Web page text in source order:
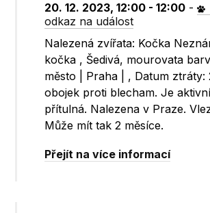
20. 12. 2023, 12:00 - 12:00 -
odkaz na událost
Nalezená zvířata: Kočka
kočka , Šedivá, mourovata
město | Praha | , Datum ztráty:
obojek proti blecham. Je
přítulná. Nalezena v Praze.
Může mít tak 2 měsíce.
Přejít na více informací